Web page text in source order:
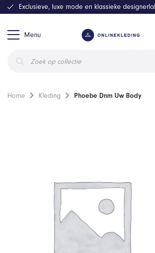
Menu
zoeken
Exclusieve, luxe mode en klassieke
Home Kleding Phoebe Dnm Uw Body